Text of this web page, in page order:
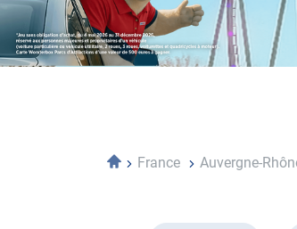
Décembre
2026
Locations
AccueilFrance Auvergne-